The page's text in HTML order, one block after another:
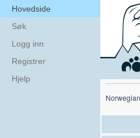
Hovedside
Søk
Logg inn
Registrer
Hjelp